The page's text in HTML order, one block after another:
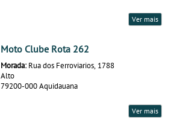
Ver mais
Moto Clube Rota 262
Morada: Rua dos Ferroviarios, 1788
Alto
79200-000 Aquidauana
Ver mais